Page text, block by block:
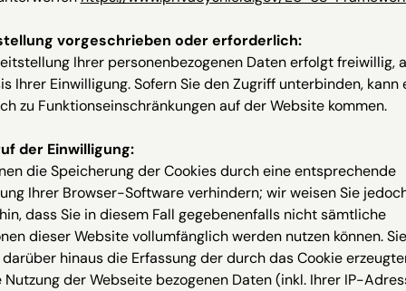
vorgeschrieben oder erforderlich:
Ihrer personenbezogenen Daten erfolgt freiwillig,
Ihrer Einwilligung. Sofern Sie den Zugriff unterbinden, kann
zu Funktionseinschränkungen auf der Website kommen.
der Einwilligung:
die Speicherung der Cookies durch eine entsprechende
Ihrer Browser-Software verhindern; wir weisen Sie
dass Sie in diesem Fall gegebenenfalls nicht sämtliche
dieser Website vollumfänglich werden nutzen können. Sie
hinaus die Erfassung der durch das Cookie
Nutzung der Webseite bezogenen Daten (inkl. Ihrer IP-